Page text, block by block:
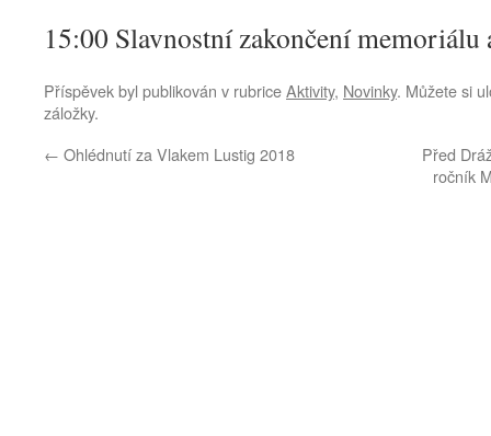
15:00 Slavnostní zakončení memoriálu
Příspěvek byl publikován v rubriceAktivity, Novinky. Můžete si
záložky.
← Ohlédnutí za Vlakem Lustig 2018
Před
ročník